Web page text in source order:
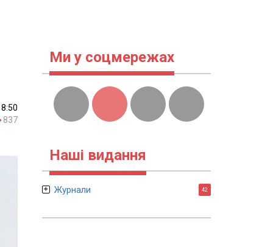
837
Ми у соцмережах
Наші видання
Журнали 42